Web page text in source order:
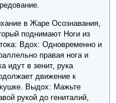
в Жаре Осознавания,
поднимают Ноги из
Вдох: Одновременно и
правая нога и
идут в зенит, рука
движение к
Выдох: Мажьте
рукой до гениталий,